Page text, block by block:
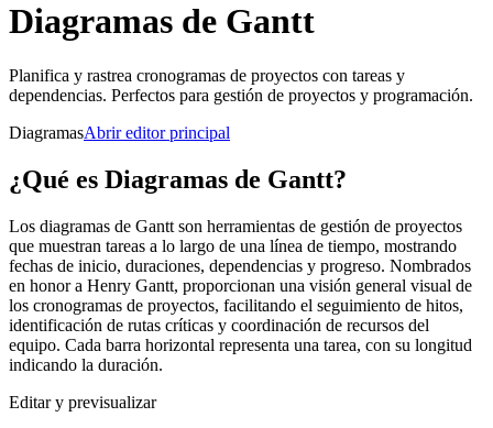
Diagramas de Gantt
Planifica y rastrea cronogramas de proyectos con tareas y
dependencias. Perfectos para gestión de proyectos y programación.
DiagramasAbrir editor principal
¿Qué es Diagramas de Gantt?
Los diagramas de Gantt son herramientas de gestión de proyectos
que muestran tareas a lo largo de una línea de tiempo, mostrando
fechas de inicio, duraciones, dependencias y progreso. Nombrados
en honor a Henry Gantt, proporcionan una visión general visual de
los cronogramas de proyectos, facilitando el seguimiento de hitos,
identificación de rutas críticas y coordinación de recursos del
equipo. Cada barra horizontal representa una tarea, con su longitud
indicando la duración.
Editar y previsualizar